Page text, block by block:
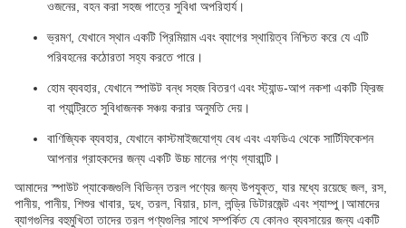
ওজনের, বহন করা সহজ পাত্রে সুবিধা অপরিহার্য।
ভ্রমণ, যেখানে স্থান একটি প্রিমিয়াম এবং ব্যাগের স্থায়িত্ব নিশ্চিত করে যে এটি
পরিবহনের কঠোরতা সহ্য করতে পারে।
হোম ব্যবহার, যেখানে স্পাউট বন্ধ সহজ বিতরণ এবং স্ট্যান্ড-আপ নকশা একটি ফ্রিজ
বা প্যান্ট্রিতে সুবিধাজনক সঞ্চয় করার অনুমতি দেয়।
বাণিজ্যিক ব্যবহার, যেখানে কাস্টমাইজযোগ্য বেধ এবং এফডিএ থেকে সার্টিফিকেশন
আপনার গ্রাহকদের জন্য একটি উচ্চ মানের পণ্য গ্যারান্টি।
আমাদের স্পাউট প্যাকেজগুলি বিভিন্ন তরল পণ্যের জন্য উপযুক্ত, যার মধ্যে রয়েছে জল, রস,
পানীয়, পানীয়, শিশুর খাবার, দুধ, তরল, বিয়ার, চাল, লন্ড্রি ডিটারজেন্ট এবং শ্যাম্পু।আমাদের
ব্যাগগুলির বহুমুখিতা তাদের তরল পণ্যগুলির সাথে সম্পর্কিত যে কোনও ব্যবসায়ের জন্য একটি